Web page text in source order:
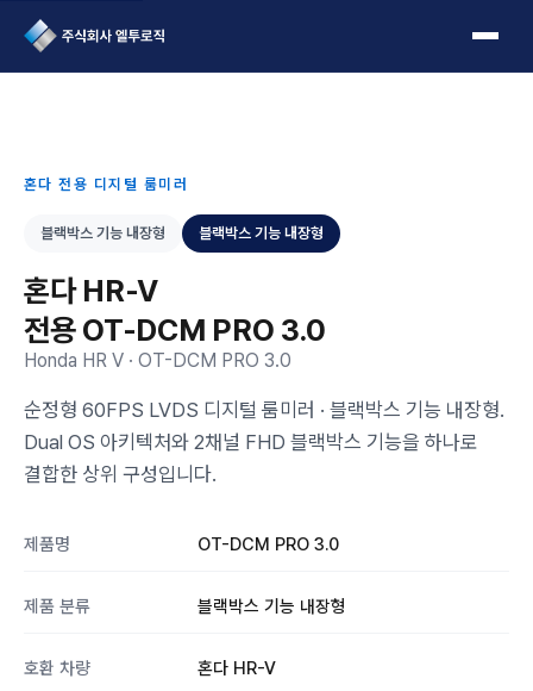
L2Logic 1onetake
혼다 전용 디지털 룸미러
블랙박스 기능 내장형 블랙박스 기능 내장형
혼다 HR-V
전용 OT-DCM PRO 3.0
Honda HR V · OT-DCM PRO 3.0
순정형 60FPS LVDS 디지털 룸미러 · 블랙박스 기능 내장형.
Dual OS 아키텍처와 2채널 FHD 블랙박스 기능을 하나로
결합한 상위 구성입니다.
제품명 OT-DCM PRO 3.0
제품 분류 블랙박스 기능 내장형
호환 차량 혼다 HR-V